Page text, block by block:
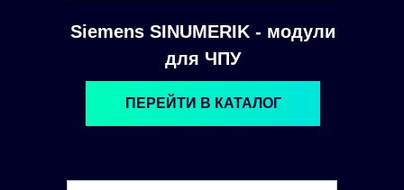
Siemens SINUMERIK - модули
для ЧПУ
ПЕРЕЙТИ В КАТАЛОГ